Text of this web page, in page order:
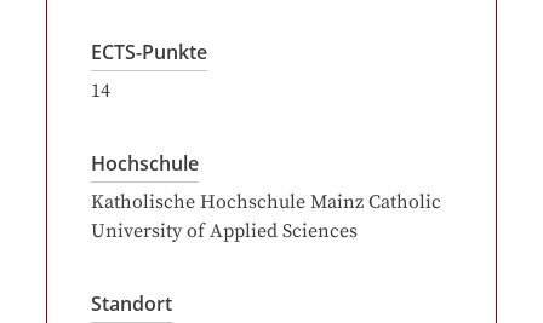
ECTS-Punkte
14
Hochschule
Katholische Hochschule Mainz Catholic
University of Applied Sciences
Standort